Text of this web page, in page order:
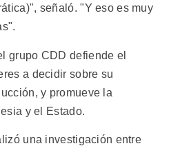
señaló. "Y eso es muy
grupo CDD defiende el
a decidir sobre su
y promueve la
y el Estado.
una investigación entre